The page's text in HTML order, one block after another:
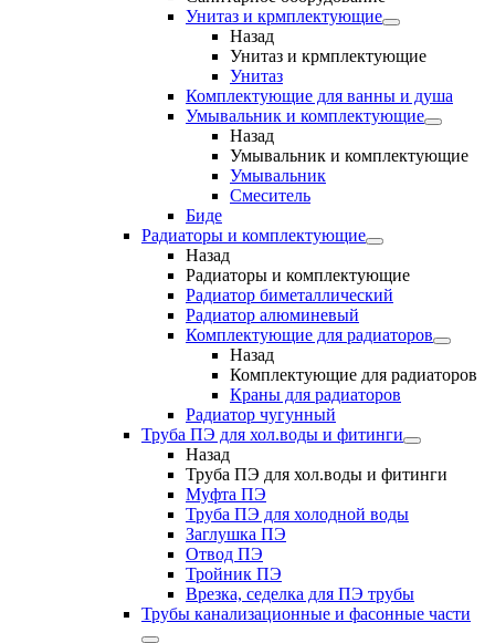
Унитаз и крмплектующие
Назад
Унитаз и крмплектующие
Унитаз
Комплектующие для ванны и душа
Умывальник и комплектующие
Назад
Умывальник и комплектующие
Умывальник
Смеситель
Биде
Радиаторы и комплектующие
Назад
Радиаторы и комплектующие
Радиатор биметаллический
Радиатор алюминевый
Комплектующие для радиаторов
Назад
Комплектующие для радиаторов
Краны для радиаторов
Радиатор чугунный
Труба ПЭ для хол.воды и фитинги
Назад
Труба ПЭ для хол.воды и фитинги
Муфта ПЭ
Труба ПЭ для холодной воды
Заглушка ПЭ
Отвод ПЭ
Тройник ПЭ
Врезка, седелка для ПЭ трубы
Трубы канализационные и фасонные части